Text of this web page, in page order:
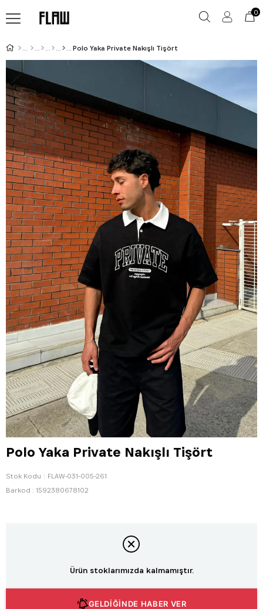
0
Polo Yaka Private Nakışlı Tişört
Polo Yaka Private Nakışlı Tişört
Stok Kodu
FLAW-031-005-261
Barkod : 1592380678102
Ürün stoklarımızda kalmamıştır.
GELDİĞİNDE HABER VER